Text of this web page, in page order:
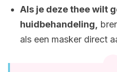
Als je deze thee wilt
huidbehandeling,
als een masker direct